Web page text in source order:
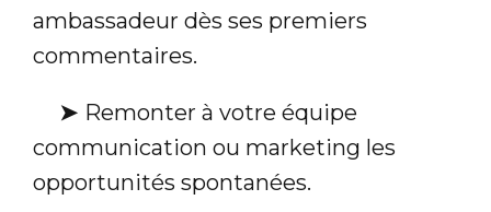
ambassadeur dès ses premiers
commentaires.
➤ Remonter à votre équipe
communication ou marketing les
opportunités spontanées.